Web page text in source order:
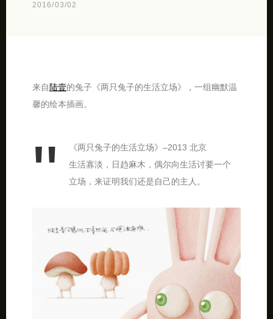
2016/03/02
来自 陆壹的兔子《两只兔子的生活立场》，一组幽默温
馨的绘本插画。
《两只兔子的生活立场》–2013 北京
生活寡淡，日趋麻木，偶尔向生活讨要一个
立场，来证明我们还是自己的主人。